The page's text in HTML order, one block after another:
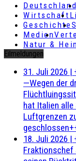
Deutschland
Wirtschaft
Geschichte
Medien
Natur &
Eilmeldungen
31. Juli 2026 |
—Wegen der
hat Italien alle
Luftgrenzen
18. Juli 2026 |
Fraktionschef